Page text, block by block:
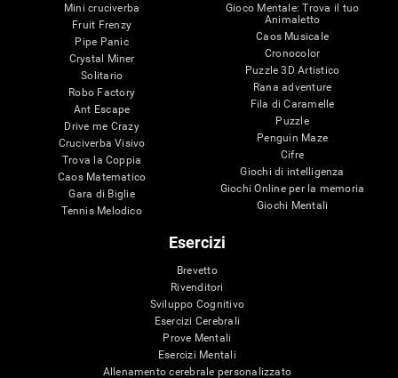
Mini cruciverba
Fruit Frenzy
Pipe Panic
Crystal Miner
Solitario
Robo Factory
Ant Escape
Drive me Crazy
Cruciverba Visivo
Trova la Coppia
Caos Matematico
Gara di Biglie
Tennis Melodico
Gioco Mentale: Trova il tuo
Animaletto
Caos Musicale
Cronocolor
Puzzle 3D Artistico
Rana adventure
Fila di Caramelle
Puzzle
Penguin Maze
Cifre
Giochi di intelligenza
Giochi Online per la memoria
Giochi Mentali
Esercizi
Brevetto
Rivenditori
Sviluppo Cognitivo
Esercizi Cerebrali
Prove Mentali
Esercizi Mentali
Allenamento cerebrale personalizzato